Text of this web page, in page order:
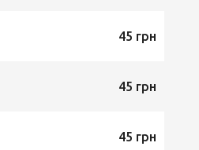
45 грн
45 грн
45 грн